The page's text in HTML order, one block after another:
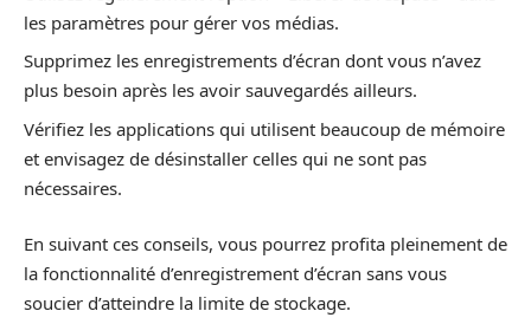
les paramètres pour gérer vos médias.
Supprimez les enregistrements d’écran dont vous n’avez
plus besoin après les avoir sauvegardés ailleurs.
Vérifiez les applications qui utilisent beaucoup de mémoire
et envisagez de désinstaller celles qui ne sont pas
nécessaires.
En suivant ces conseils, vous pourrez profita pleinement de
la fonctionnalité d’enregistrement d’écran sans vous
soucier d’atteindre la limite de stockage.